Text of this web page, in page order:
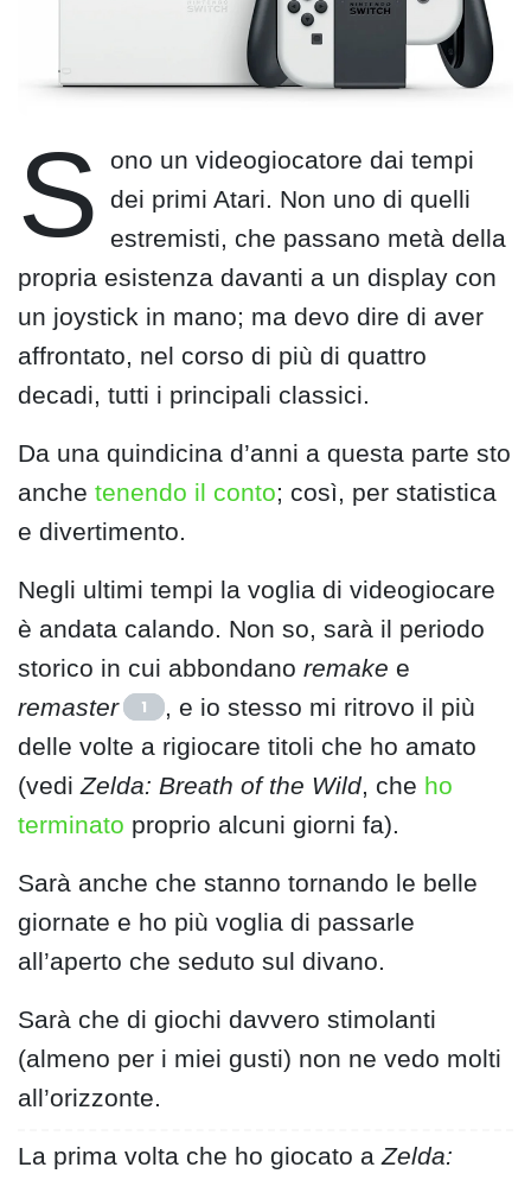
S
ono un videogiocatore dai tempi
dei primi Atari. Non uno di quelli
estremisti, che passano metà della
propria esistenza davanti a un display con
un joystick in mano; ma devo dire di aver
affrontato, nel corso di più di quattro
decadi, tutti i principali classici.
Da una quindicina d’anni a questa parte sto
anche tenendo il conto; così, per statistica
e divertimento.
Negli ultimi tempi la voglia di videogiocare
è andata calando. Non so, sarà il periodo
storico in cui abbondano remake e
remaster
1
, e io stesso mi ritrovo il più
delle volte a rigiocare titoli che ho amato
(vedi Zelda: Breath of the Wild, che ho
terminato proprio alcuni giorni fa).
Sarà anche che stanno tornando le belle
giornate e ho più voglia di passarle
all’aperto che seduto sul divano.
Sarà che di giochi davvero stimolanti
(almeno per i miei gusti) non ne vedo molti
all’orizzonte.
La prima volta che ho giocato a Zelda: